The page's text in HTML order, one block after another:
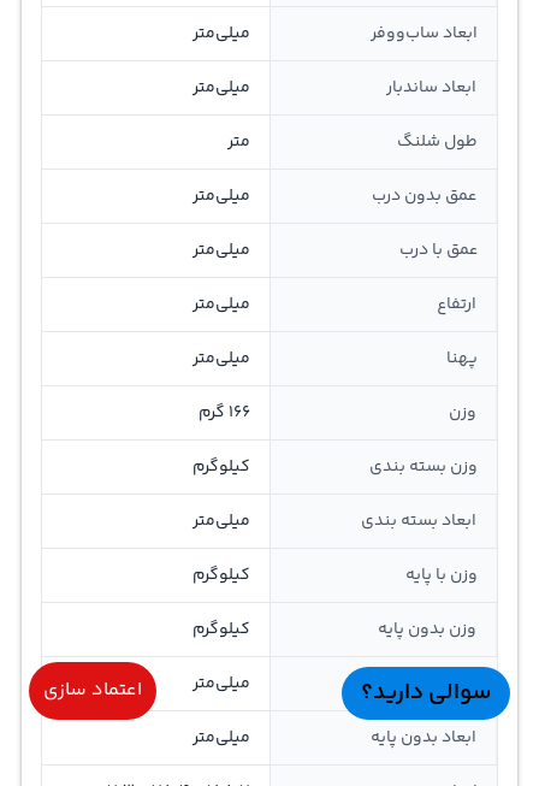
ابعاد ساب‌ووفر میلی‌متر
ابعاد ساندبار میلی‌متر
طول شلنگ متر
عمق بدون درب میلی‌متر
عمق با درب میلی‌متر
ارتفاع میلی‌متر
پهنا میلی‌متر
وزن 166 گرم
وزن بسته بندی کیلوگرم
ابعاد بسته بندی میلی‌متر
وزن با پایه کیلوگرم
وزن بدون پایه کیلوگرم
ابعاد با پایه میلی‌متر
ابعاد بدون پایه میلی‌متر
سوالی دارید؟ اعتماد سازی